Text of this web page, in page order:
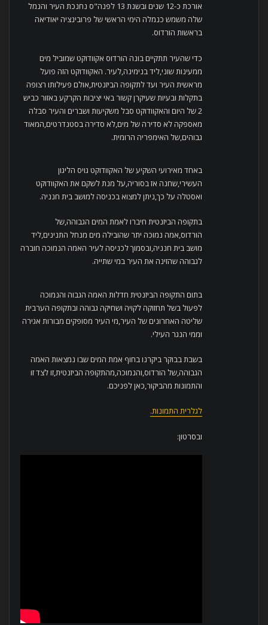
אורכת כ-12 שנים ובשנת 13 לפנה"ס נחנכת העיר והנמל
שלה משמש כנמלה הימי הראשי של פרובינציה יאודיאה
בראשות הורדוס.
כדי שהעיר תתקיים בונה הורדוס אקוודוקט שמוביל מים
ממעינות שוני,ליד בנימינה,לעיר. האקוודוקט הזה פועל
מראשית העיר ועד לתקופה הביזנטית,אולם פעילותו רצופה
בתקלות ובעיות שעיקרן קשור באי יציבות הקרקע באזור כביש
2 של היום והאקוודוקט סבל משקיעות ושברים והעיר סבלה
מאספקה לא סדירה של מים,לא סדירה בסטנדרטים,המאוד
גבוהים,של האימפריה הרומית.
באחד מאירועי השקיע של האקוודוקט גויס הליגון
העשירי,שחנה אז בסוריה,על מנת לשקם את האקוודוקט
ואסטלה על כך,ניתן למצוא בכניסה למושב בית חנניה.
בתקופה הביזנטית חיברו לאמת המים הגבוהה,של
הורדוס,אמה נמוכה יתר שהובילה מים מנחל התנינים,ליד
מושב בית חנניה,ובסמוך לכניסה לעיר האמה הנמוכה חוברה
לגבוהה שהזינה את העיר במי שתייה.
בתום התקופה הביזנטית חדלות האמה הגבוה והנמוכה
לפעול בשל תחזוקה לקויה ושחיקה גבוהה ובתקופה הערבית
שליטה האחרונים של העיר,מי העיר מסופקים מבורות אגירה
וממי הנגר העילי.
בשבת בבוקר ביקרנו בחוף אמת המים שבו נמצאות האמה
הגבוהה,של הורדוס,והנמוכה,מהתקופה הביזנטית,זו לצד זו
והתמונות מהביקור,כאן לפניכם.
לגלרית התמונות.
ובסרטון: